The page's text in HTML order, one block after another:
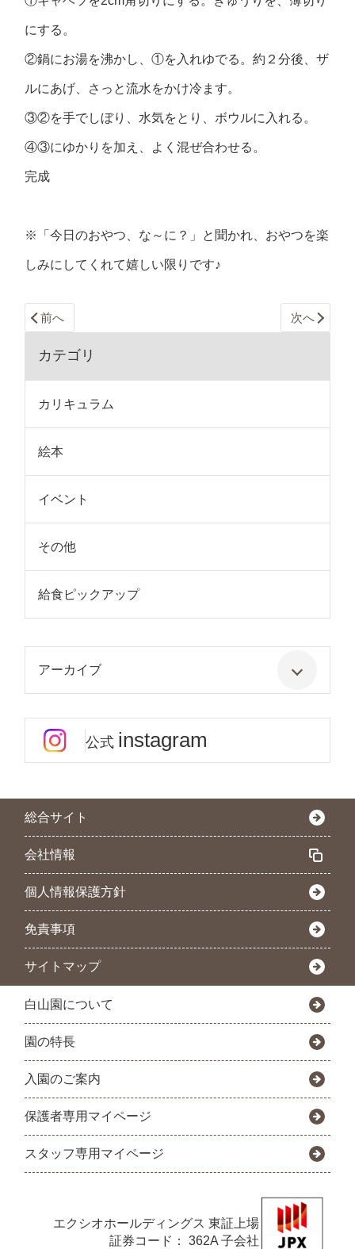
にする。
②鍋にお湯を沸かし、①を入れゆでる。約２分後、ザ
ルにあげ、さっと流水をかけ冷ます。
③②を手でしぼり、水気をとり、ボウルに入れる。
④③にゆかりを加え、よく混ぜ合わせる。
完成
※「今日のおやつ、な～に？」と聞かれ、おやつを楽
しみにしてくれて嬉しい限りです♪
前へ 次へ
カテゴリ
カリキュラム
絵本
イベント
その他
給食ピックアップ
アーカイブ
公式 instagram
総合サイト
会社情報
個人情報保護方針
免責事項
サイトマップ
白山園について
園の特長
入園のご案内
保護者専用マイページ
スタッフ専用マイページ
エクシオホールディングス 東証上場
証券コード： 362A 子会社